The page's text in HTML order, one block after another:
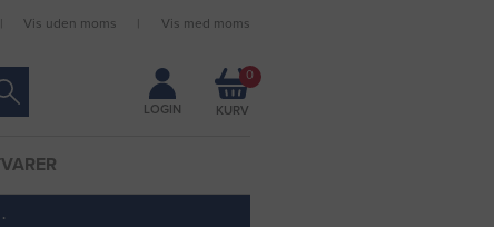
Forbliv logget ind
Vis uden moms Vis med moms
LOGIN
0